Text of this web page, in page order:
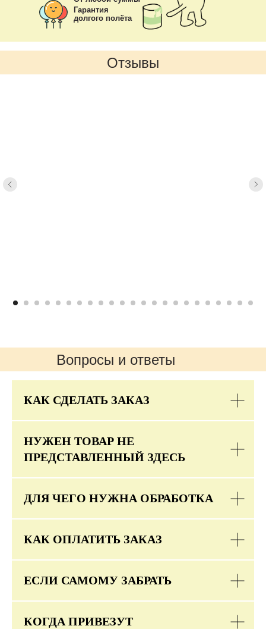
Гарантия
долгого полёта
Отзывы
Вопросы и ответы
КАК СДЕЛАТЬ ЗАКАЗ
НУЖЕН ТОВАР НЕ
ПРЕДСТАВЛЕННЫЙ ЗДЕСЬ
ДЛЯ ЧЕГО НУЖНА ОБРАБОТКА
КАК ОПЛАТИТЬ ЗАКАЗ
ЕСЛИ САМОМУ ЗАБРАТЬ
КОГДА ПРИВЕЗУТ